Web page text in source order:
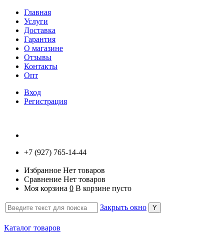
Главная
Услуги
Доставка
Гарантия
О магазине
Отзывы
Контакты
Опт
Вход
Регистрация
+7 (927) 765-14-44
Избранное Нет товаров
Сравнение Нет товаров
Моя корзина 0 В корзине пусто
Закрыть окно
Каталог товаров